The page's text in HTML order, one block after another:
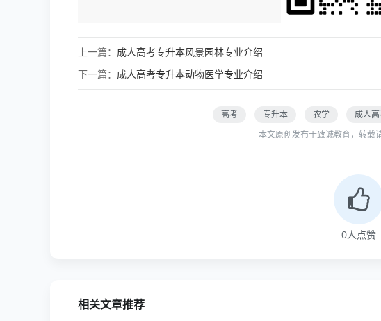
上一篇： 成人高考专升本风景园林专业介绍
下一篇： 成人高考专升本动物医学专业介绍
高考 专升本 农学 成人
本文原创发布于致诚教育，转载
0人点赞
相关文章推荐